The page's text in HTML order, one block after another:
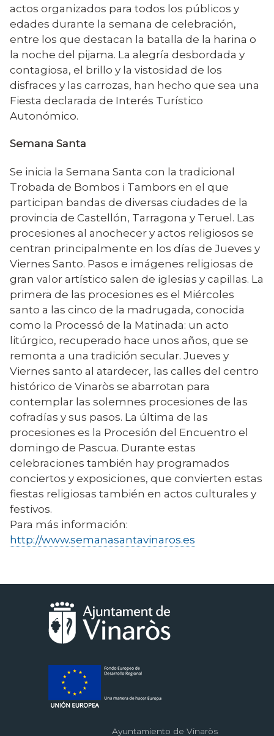
actos organizados para todos los públicos y
edades durante la semana de celebración,
entre los que destacan la batalla de la harina o
la noche del pijama. La alegría desbordada y
contagiosa, el brillo y la vistosidad de los
disfraces y las carrozas, han hecho que sea una
Fiesta declarada de Interés Turístico
Autonómico.
Semana Santa
Se inicia la Semana Santa con la tradicional
Trobada de Bombos i Tambors en el que
participan bandas de diversas ciudades de la
provincia de Castellón, Tarragona y Teruel. Las
procesiones al anochecer y actos religiosos se
centran principalmente en los días de Jueves y
Viernes Santo. Pasos e imágenes religiosas de
gran valor artístico salen de iglesias y capillas. La
primera de las procesiones es el Miércoles
santo a las cinco de la madrugada, conocida
como la Processó de la Matinada: un acto
litúrgico, recuperado hace unos años, que se
remonta a una tradición secular. Jueves y
Viernes santo al atardecer, las calles del centro
histórico de Vinaròs se abarrotan para
contemplar las solemnes procesiones de las
cofradías y sus pasos. La última de las
procesiones es la Procesión del Encuentro el
domingo de Pascua. Durante estas
celebraciones también hay programados
conciertos y exposiciones, que convierten estas
fiestas religiosas también en actos culturales y
festivos.
Para más información:
http://www.semanasantavinaros.es
Ayuntamiento de Vinaròs